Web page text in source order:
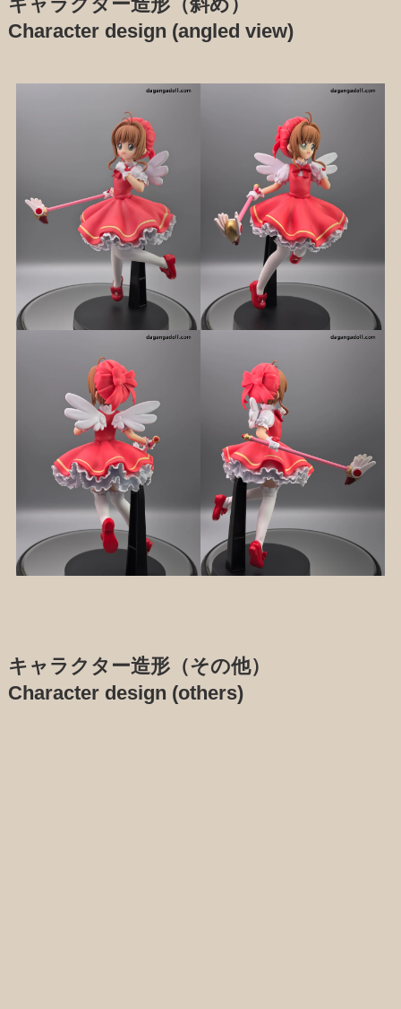
キャラクター造形（斜め）
Character design (angled view)
キャラクター造形（その他）
Character design (others)